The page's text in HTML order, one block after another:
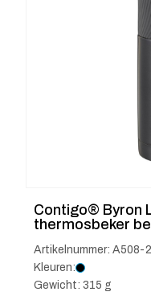
Contigo® Byron
thermosbeker
Artikelnummer: A508-
Kleuren:
Gewicht: 315 g